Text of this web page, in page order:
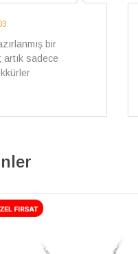
ayrıca ilgili
güvenle
tan ne lazımsa